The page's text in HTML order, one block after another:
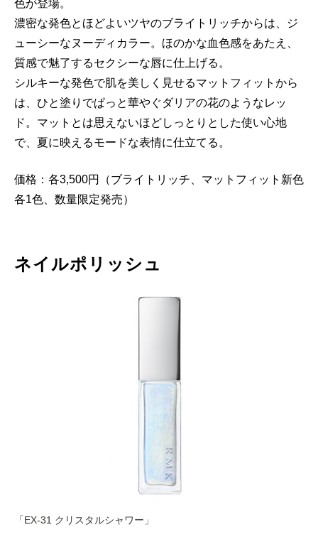
色が登場。
濃密な発色とほどよいツヤのブライトリッチからは、ジ
ューシーなヌーディカラー。ほのかな血色感をあたえ、
質感で魅了するセクシーな唇に仕上げる。
シルキーな発色で肌を美しく見せるマットフィットから
は、ひと塗りでぱっと華やぐダリアの花のようなレッ
ド。マットとは思えないほどしっとりとした使い心地
で、夏に映えるモードな表情に仕立てる。
価格：各3,500円（ブライトリッチ、マットフィット新色
各1色、数量限定発売）
ネイルポリッシュ
「EX-31 クリスタルシャワー」